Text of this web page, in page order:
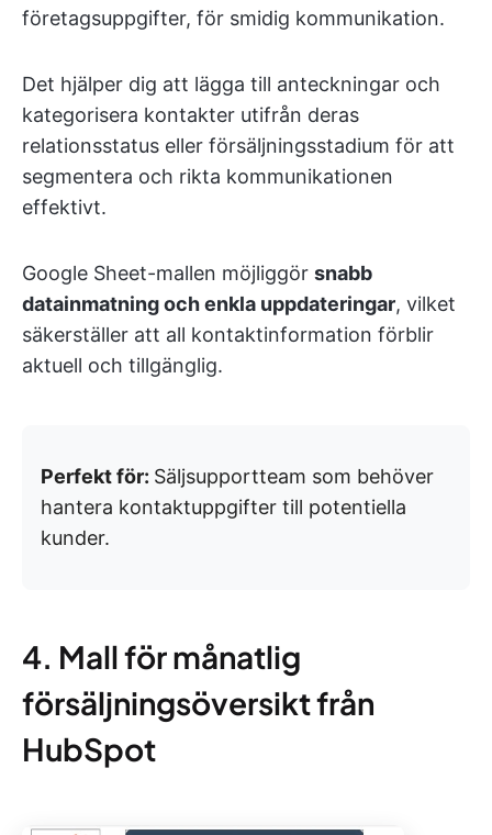
företagsuppgifter, för smidig kommunikation.
Det hjälper dig att lägga till anteckningar och
kategorisera kontakter utifrån deras
relationsstatus eller försäljningsstadium för att
segmentera och rikta kommunikationen
effektivt.
Google Sheet-mallen möjliggör snabb
datainmatning och enkla uppdateringar, vilket
säkerställer att all kontaktinformation förblir
aktuell och tillgänglig.
Perfekt för: Säljsupportteam som behöver
hantera kontaktuppgifter till potentiella
kunder.
4. Mall för månatlig
försäljningsöversikt från
HubSpot